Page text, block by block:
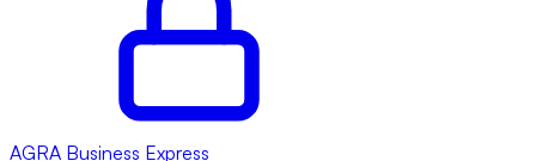
AGRA Business Express